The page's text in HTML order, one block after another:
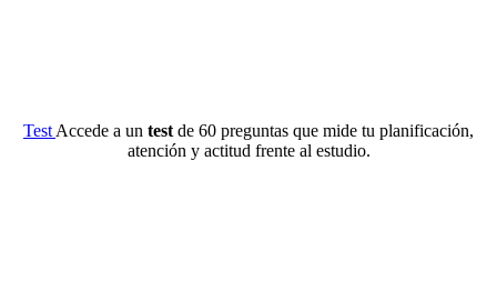
Test Accede a un test de 60 preguntas que mide tu planificación,
atención y actitud frente al estudio.